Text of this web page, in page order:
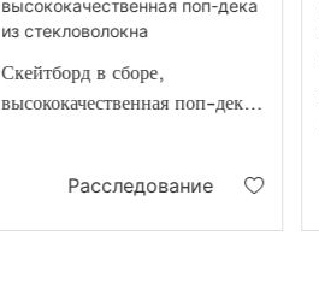
Скейтборд в сборе,
высококачественная поп-дека
Расследование